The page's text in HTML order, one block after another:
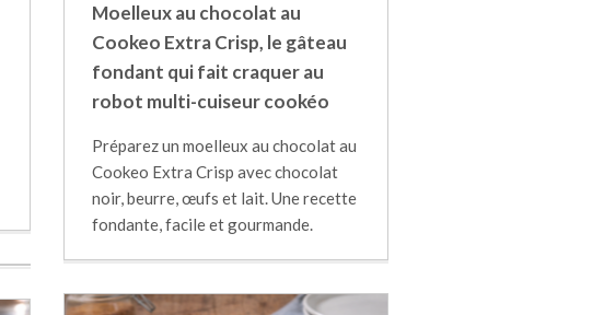
Moelleux au chocolat au
Cookeo Extra Crisp, le gâteau
fondant qui fait craquer au
robot multi-cuiseur cookéo
Préparez un moelleux au chocolat au
Cookeo Extra Crisp avec chocolat
noir, beurre, œufs et lait. Une recette
fondante, facile et gourmande.